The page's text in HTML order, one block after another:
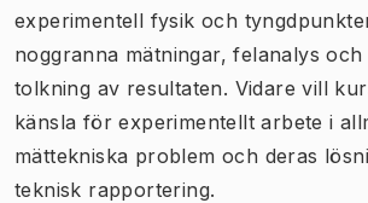
experimentell fysik och
noggranna mätningar, felanalys
tolkning av resultaten. Vidare vill
känsla för experimentellt arbete i
mättekniska problem och deras
teknisk rapportering.